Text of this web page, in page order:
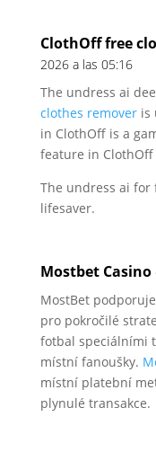
ClothOff free
2026 a las 05:16
The undress ai
clothes removeris
in ClothOff is a
feature in
The undress ai
lifesaver.
Mostbet Casino
MostBet
pro pokročilé
fotbal speciálními
místní fanoušky.
místní platební
plynulé transakce.